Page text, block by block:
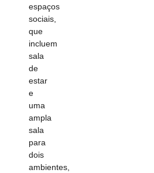
espaços
sociais,
que
incluem
sala
de
estar
e
uma
ampla
sala
para
dois
ambientes,